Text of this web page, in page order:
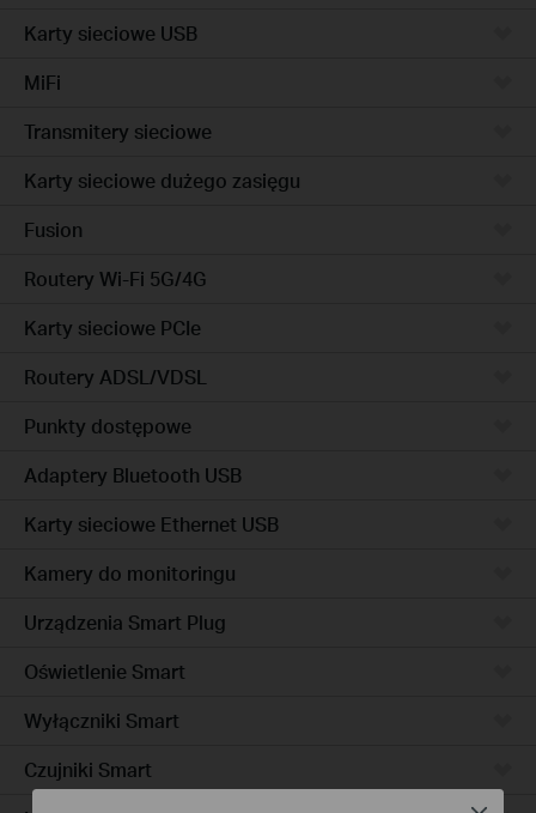
Karty sieciowe USB
MiFi
Transmitery sieciowe
Karty sieciowe dużego zasięgu
Fusion
Routery Wi-Fi 5G/4G
Karty sieciowe PCIe
Routery ADSL/VDSL
Punkty dostępowe
Adaptery Bluetooth USB
Karty sieciowe Ethernet USB
Kamery do monitoringu
Urządzenia Smart Plug
Oświetlenie Smart
Wyłączniki Smart
Czujniki Smart